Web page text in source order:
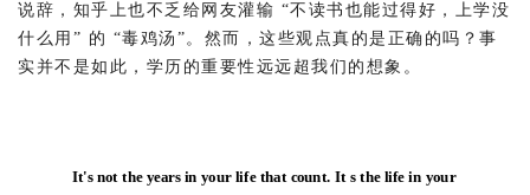
说辞，知乎上也不乏给网友灌输 “不读书也能过得好，上学没
什么用” 的 “毒鸡汤”。然而，这些观点真的是正确的吗？事
实并不是如此，学历的重要性远远超我们的想象。
It's not the years in your life that count. It s the life in your